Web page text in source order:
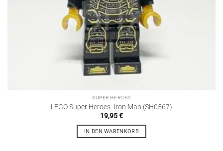
SUPER HEROES
LEGO Super Heroes: Iron Man (SH0567)
19,95€
IN DEN WARENKORB